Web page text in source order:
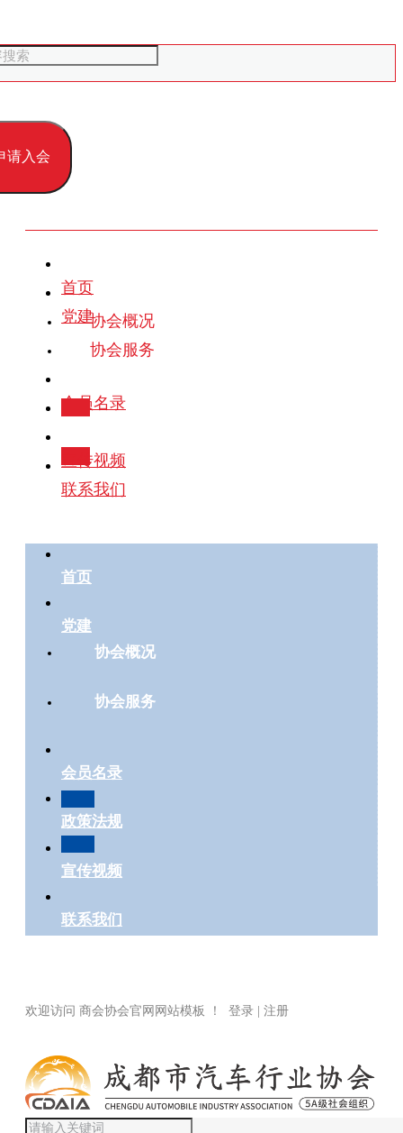
请入会
首页
党建协会概况
协会服务
会员名录
宣传视频
联系我们
首页
党建
协会概况
协会服务
会员名录
政策法规
宣传视频
联系我们
欢迎访问 商会协会官网网站模板 ！ 登录 | 注册